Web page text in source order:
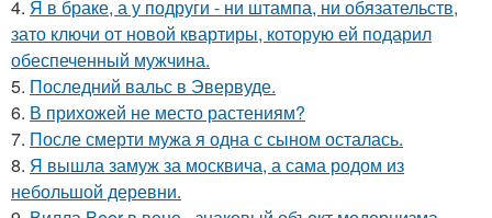
4. Я в браке, а у подруги - ни штампа, ни обязательств,
зато ключи от новой квартиры, которую ей подарил
обеспеченный мужчина.
5. Последний вальс в Эвервуде.
6. В прихожей не место растениям?
7. После смерти мужа я одна с сыном осталась.
8. Я вышла замуж за москвича, а сама родом из
небольшой деревни.